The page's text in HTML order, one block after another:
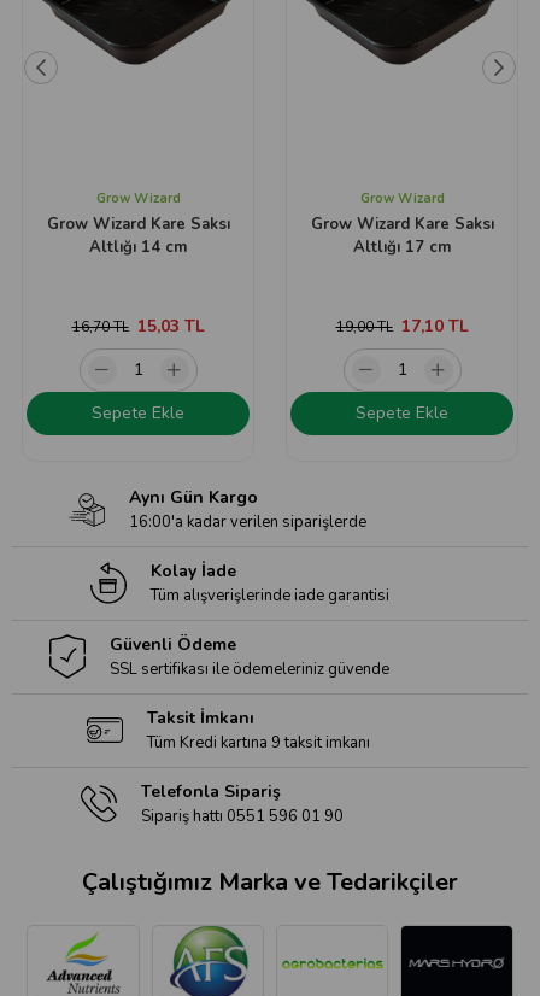
Grow Wizard
Grow Wizard Kare Saksı
Altlığı 14 cm
15,03 TL
16,70 TL
Sepete Ekle
Grow Wizard
Grow Wizard Kare Saksı
Altlığı 17 cm
17,10 TL
19,00 TL
Sepete Ekle
Aynı Gün Kargo
16:00'a kadar verilen siparişlerde
Kolay İade
Tüm alışverişlerinde iade garantisi
Güvenli Ödeme
SSL sertifikası ile ödemeleriniz güvende
Taksit İmkanı
Tüm Kredi kartına 9 taksit imkanı
Telefonla Sipariş
Sipariş hattı 0551 596 01 90
Çalıştığımız Marka ve Tedarikçiler